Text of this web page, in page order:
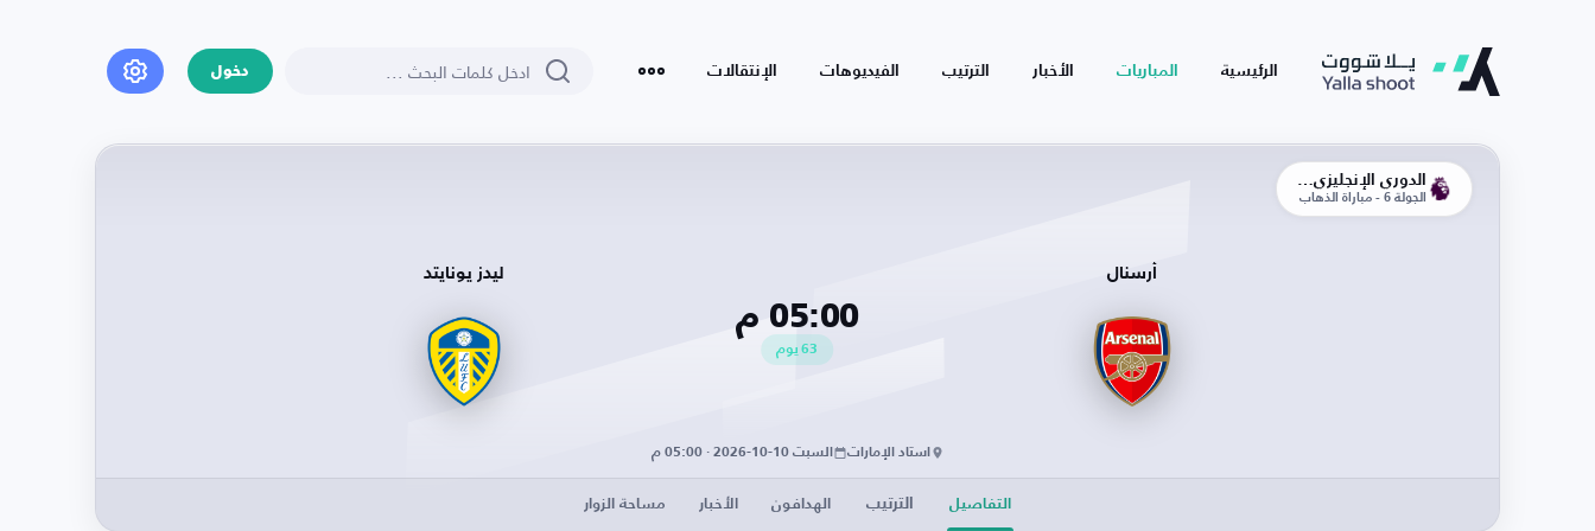
الرئيسية المباريات الأخبار الترتيب الفيديوهات الإنتقالات دخول
الجولة 6 - مباراة الذهاب
أرسنال
05:00 م
63 يوم
ليدز يونايتد
استاد الإمارات السبت 10-10-2026 · 05:00 م
التفاصيل الترتيب الهدافون الأخبار مساحة الزوار